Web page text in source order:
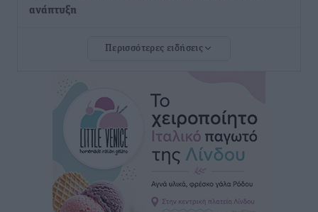
ανάπτυξη
δεν υπάρχουν περιθώρια εφησυχασμού
πριν 3 ώρες
Στον Άγιο Νικόλαο Χάλκης ανοίγει ξανά το
ανανεωμένο εκκλησιαστικό μουσείο από τη Λέσχη
Lions Χάλκης
Τοπικές Ειδήσεις• πριν 3 ώρες
Περισσότερες ειδήσεις